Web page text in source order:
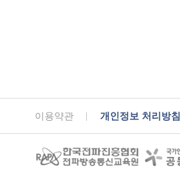
이용약관 개인정보 처리방침